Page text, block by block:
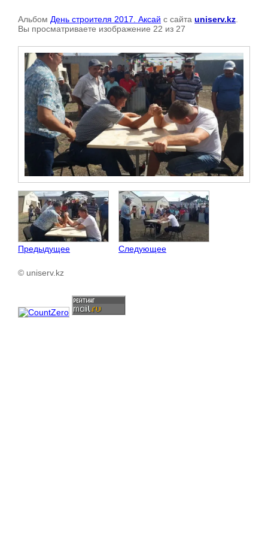
Альбом День строителя 2017. Аксай с сайта uniserv.kz
Вы просматриваете изображение 22 из 27
Предыдущее Следующее
© uniserv.kz